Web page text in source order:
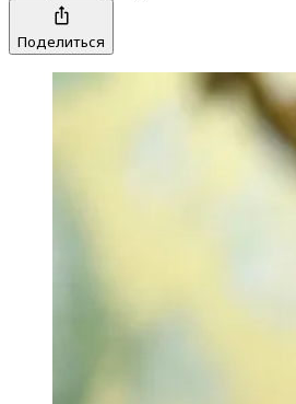
Поделиться